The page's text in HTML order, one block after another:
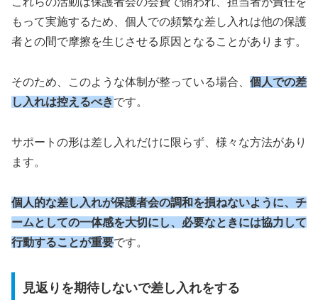
もって実施するため、個人での頻繁な差し入れは他の保護
者との間で摩擦を生じさせる原因となることがあります。
そのため、このような体制が整っている場合、 個人での差
し入れは控えるべきです。
サポートの形は差し入れだけに限らず、様々な方法があり
ます。
個人的な差し入れが保護者会の調和を損ねないように、チ
ームとしての一体感を大切にし、必要なときには協力して
行動することが重要です。
見返りを期待しないで差し入れをする